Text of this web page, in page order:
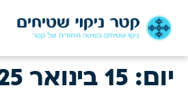
יום: 15 בינואר 2025